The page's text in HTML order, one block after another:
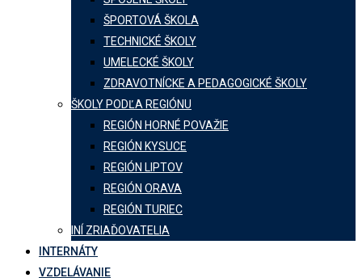
ŠPORTOVÁ ŠKOLA
TECHNICKÉ ŠKOLY
UMELECKÉ ŠKOLY
ZDRAVOTNÍCKE A PEDAGOGICKÉ ŠKOLY
ŠKOLY PODĽA REGIÓNU
REGIÓN HORNÉ POVAŽIE
REGIÓN KYSUCE
REGIÓN LIPTOV
REGIÓN ORAVA
REGIÓN TURIEC
INÍ ZRIAĎOVATELIA
INTERNÁTY
VZDELÁVANIE